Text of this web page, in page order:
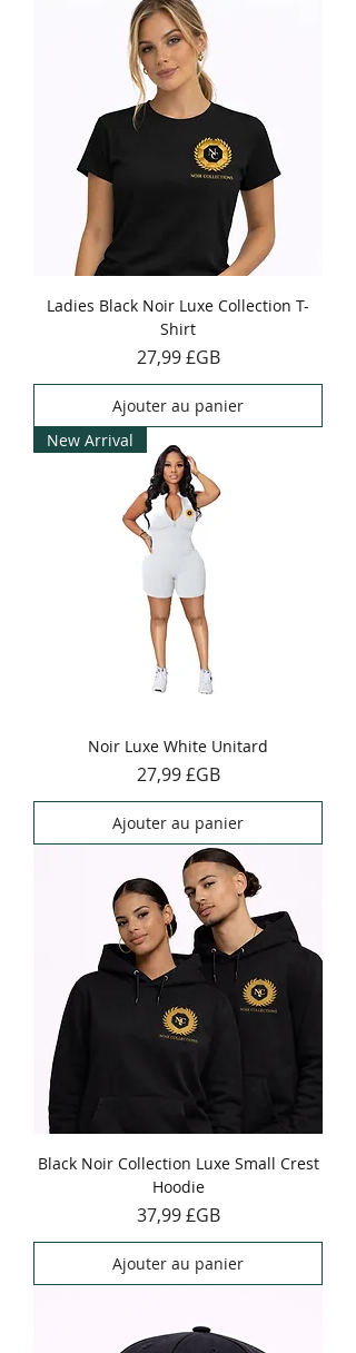
Ladies Black Noir Luxe Collection T-
Shirt
Prix
27,99 £GB
Ajouter au panier
New Arrival
Noir Luxe White Unitard
Prix
27,99 £GB
Ajouter au panier
Black Noir Collection Luxe Small Crest
Hoodie
Prix
37,99 £GB
Ajouter au panier